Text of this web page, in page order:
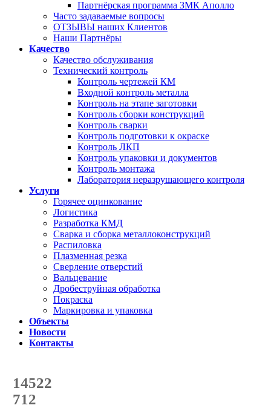
Партнёрская программа ЗМК Аполло
Часто задаваемые вопросы
ОТЗЫВЫ наших Клиентов
Наши Партнёры
Качество
Качество обслуживания
Технический контроль
Контроль чертежей КМ
Входной контроль металла
Контроль на этапе заготовки
Контроль сборки конструкций
Контроль сварки
Контроль подготовки к окраске
Контроль ЛКП
Контроль упаковки и документов
Контроль монтажа
Лаборатория неразрушающего контроля
Услуги
Горячее оцинкование
Логистика
Разработка КМД
Сварка и сборка металлоконструкций
Распиловка
Плазменная резка
Сверление отверстий
Вальцевание
Дробеструйная обработка
Покраска
Маркировка и упаковка
Объекты
Новости
Контакты
14522
с начала года
712
с начала месяца